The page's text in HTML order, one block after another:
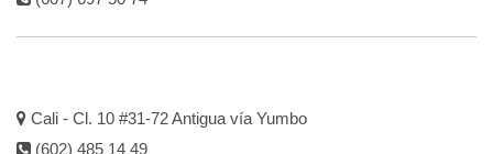
Cali - Cl. 10 #31-72 Antigua vía Yumbo
(602) 485 14 49